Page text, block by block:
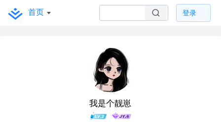
首页 登录
我是个靓崽